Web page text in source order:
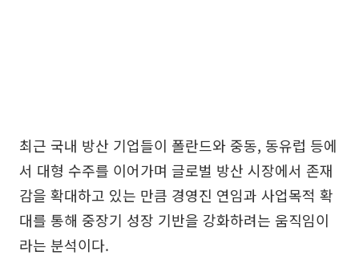
최근 국내 방산 기업들이 폴란드와 중동, 동유럽 등에
서 대형 수주를 이어가며 글로벌 방산 시장에서 존재
감을 확대하고 있는 만큼 경영진 연임과 사업목적 확
대를 통해 중장기 성장 기반을 강화하려는 움직임이
라는 분석이다.